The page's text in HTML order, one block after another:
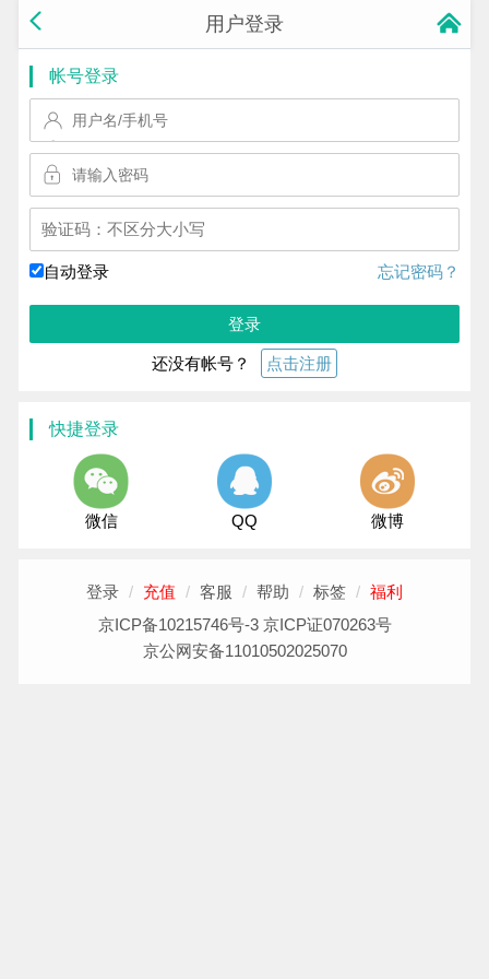
用户登录
帐号登录
自动登录 忘记密码？
登录
还没有帐号？ 点击注册
快捷登录
微信 QQ 微博
登录 / 充值 / 客服 / 帮助 / 标签 / 福利
京ICP备10215746号-3 京ICP证070263号
京公网安备11010502025070